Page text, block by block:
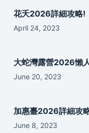
花夭2026詳細攻略!
April 24, 2023
大蛇灣露營2026懶
June 20, 2023
加惠臺2026詳細攻
June 8, 2023